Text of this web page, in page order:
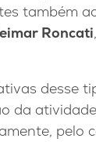
também
Roncati
desse
da
pelo